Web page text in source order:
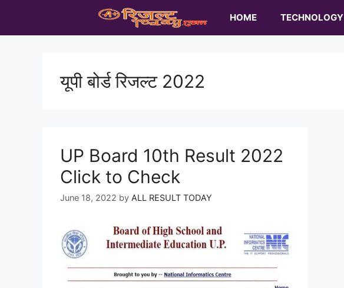
content
HOME TECHNOLOGY
यूपी बोर्ड रिजल्ट 2022
UP Board 10th Result 2022
Click to Check
June 18, 2022 by ALL RESULT TODAY